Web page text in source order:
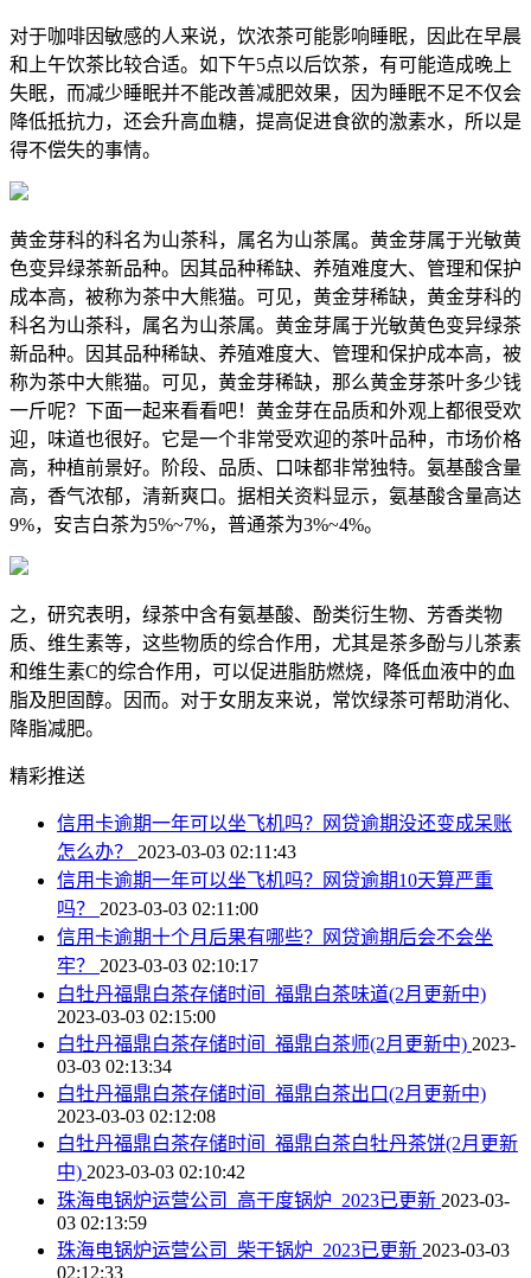
对于咖啡因敏感的人来说，饮浓茶可能影响睡眠，因此在早晨
和上午饮茶比较合适。如下午5点以后饮茶，有可能造成晚上
失眠，而减少睡眠并不能改善减肥效果，因为睡眠不足不仅会
降低抵抗力，还会升高血糖，提高促进食欲的激素水，所以是
得不偿失的事情。
黄金芽科的科名为山茶科，属名为山茶属。黄金芽属于光敏黄
色变异绿茶新品种。因其品种稀缺、养殖难度大、管理和保护
成本高，被称为茶中大熊猫。可见，黄金芽稀缺，黄金芽科的
科名为山茶科，属名为山茶属。黄金芽属于光敏黄色变异绿茶
新品种。因其品种稀缺、养殖难度大、管理和保护成本高，被
称为茶中大熊猫。可见，黄金芽稀缺，那么黄金芽茶叶多少钱
一斤呢？下面一起来看看吧！黄金芽在品质和外观上都很受欢
迎，味道也很好。它是一个非常受欢迎的茶叶品种，市场价格
高，种植前景好。阶段、品质、口味都非常独特。氨基酸含量
高，香气浓郁，清新爽口。据相关资料显示，氨基酸含量高达
9%，安吉白茶为5%~7%，普通茶为3%~4%。
之，研究表明，绿茶中含有氨基酸、酚类衍生物、芳香类物
质、维生素等，这些物质的综合作用，尤其是茶多酚与儿茶素
和维生素C的综合作用，可以促进脂肪燃烧，降低血液中的血
脂及胆固醇。因而。对于女朋友来说，常饮绿茶可帮助消化、
降脂减肥。
精彩推送
信用卡逾期一年可以坐飞机吗？网贷逾期没还变成呆账
怎么办？ 2023-03-03 02:11:43
信用卡逾期一年可以坐飞机吗？网贷逾期10天算严重
吗？ 2023-03-03 02:11:00
信用卡逾期十个月后果有哪些？网贷逾期后会不会坐
牢？ 2023-03-03 02:10:17
白牡丹福鼎白茶存储时间_福鼎白茶味道(2月更新中)
2023-03-03 02:15:00
白牡丹福鼎白茶存储时间_福鼎白茶师(2月更新中) 2023-
03-03 02:13:34
白牡丹福鼎白茶存储时间_福鼎白茶出口(2月更新中)
2023-03-03 02:12:08
白牡丹福鼎白茶存储时间_福鼎白茶白牡丹茶饼(2月更新
中) 2023-03-03 02:10:42
珠海电锅炉运营公司_高干度锅炉_2023已更新 2023-03-
03 02:13:59
珠海电锅炉运营公司_柴干锅炉_2023已更新 2023-03-03
02:12:33